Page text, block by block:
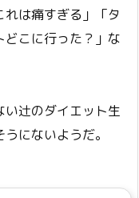
れは痛すぎる」「タ
どこに行った？」な
辻のダイエット生
にないようだ。